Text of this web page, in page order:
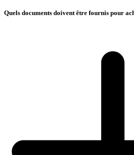
Quels documents doivent être fournis pour